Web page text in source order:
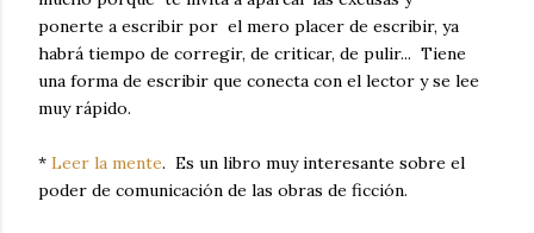
ponerte a escribir por el mero placer de escribir, ya
habrá tiempo de corregir, de criticar, de pulir... Tiene
una forma de escribir que conecta con el lector y se lee
muy rápido.
* Leer la mente. Es un libro muy interesante sobre el
poder de comunicación de las obras de ficción.